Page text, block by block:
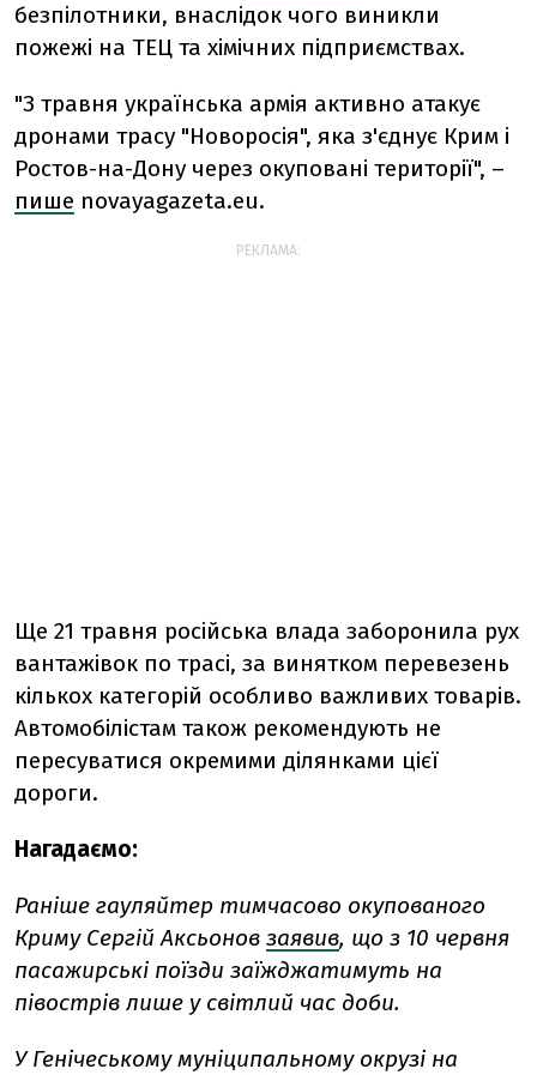
безпілотники, внаслідок чого виникли
пожежі на ТЕЦ та хімічних підприємствах.
"З травня українська армія активно атакує
дронами трасу "Новоросія", яка з'єднує Крим і
Ростов-на-Дону через окуповані території", –
пише novayagazeta.eu.
РЕКЛАМА:
Ще 21 травня російська влада заборонила рух
вантажівок по трасі, за винятком перевезень
кількох категорій особливо важливих товарів.
Автомобілістам також рекомендують не
пересуватися окремими ділянками цієї
дороги.
Нагадаємо:
Раніше гауляйтер тимчасово окупованого
Криму Сергій Аксьонов заявив, що з 10 червня
пасажирські поїзди заїжджатимуть на
півострів лише у світлий час доби.
У Генічеському муніципальному окрузі на